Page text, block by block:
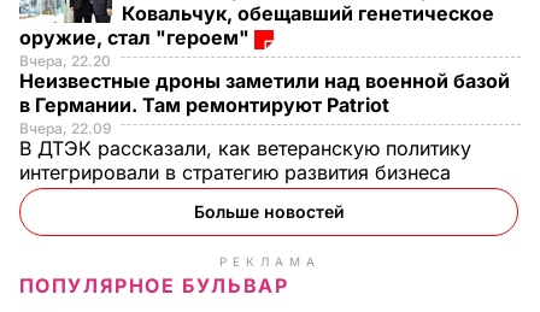
Ковальчук, обещавший генетическое
оружие, стал "героем"
Вчера, 22.20
Неизвестные дроны заметили над военной базой
в Германии. Там ремонтируют Patriot
Вчера, 22.09
В ДТЭК рассказали, как ветеранскую политику
интегрировали в стратегию развития бизнеса
Больше новостей
РЕКЛАМА
ПОПУЛЯРНОЕ БУЛЬВАР